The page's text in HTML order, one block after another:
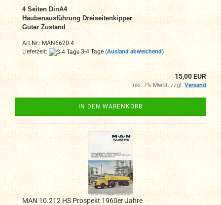
4 Seiten DinA4
Haubenausführung Dreiseitenkipper
Guter Zustand
Art.Nr.: MAN6620.4
Lieferzeit:
3-4 Tage (Ausland abweichend)
15,00 EUR
inkl. 7% MwSt. zzgl. Versand
IN DEN WARENKORB
MAN 10.212 HS Prospekt 1960er Jahre